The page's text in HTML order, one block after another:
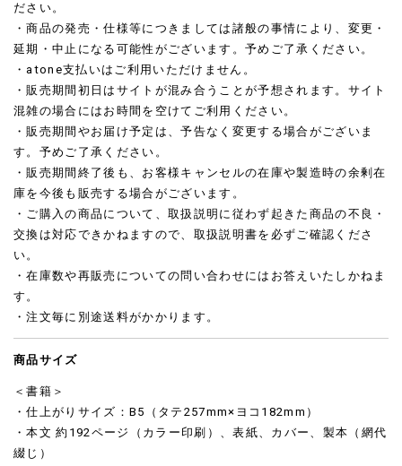
ださい。
・商品の発売・仕様等につきましては諸般の事情により、変更・
延期・中止になる可能性がございます。予めご了承ください。
・atone支払いはご利用いただけません。
・販売期間初日はサイトが混み合うことが予想されます。サイト
混雑の場合にはお時間を空けてご利用ください。
・販売期間やお届け予定は、予告なく変更する場合がございま
す。予めご了承ください。
・販売期間終了後も、お客様キャンセルの在庫や製造時の余剰在
庫を今後も販売する場合がございます。
・ご購入の商品について、取扱説明に従わず起きた商品の不良・
交換は対応できかねますので、取扱説明書を必ずご確認くださ
い。
・在庫数や再販売についての問い合わせにはお答えいたしかねま
す。
・注文毎に別途送料がかかります。
商品サイズ
＜書籍＞
・仕上がりサイズ：B5（タテ257mm×ヨコ182mm）
・本文 約192ページ（カラー印刷）、表紙、カバー、製本（網代
綴じ）